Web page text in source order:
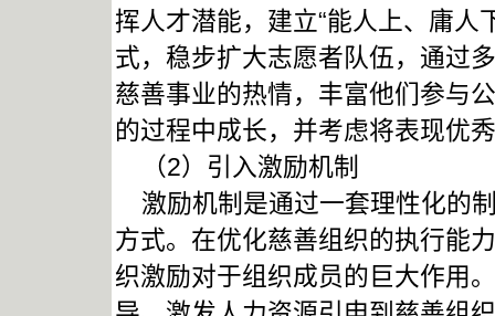
挥人才潜能，建立“能人上、庸人
式，稳步扩大志愿者队伍，通过
慈善事业的热情，丰富他们参与
的过程中成长，并考虑将表现优
（2）引入激励机制
激励机制是通过一套理性化的
方式。在优化慈善组织的执行能
织激励对于组织成员的巨大作用